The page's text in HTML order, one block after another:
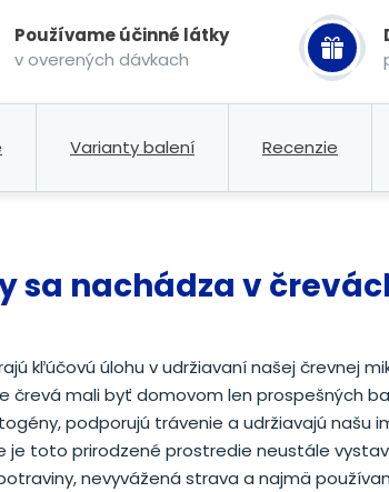
Používame účinné látky
v overených dávkach
Varianty balení Recenzie
sa nachádza v
kľúčovú úlohu v udržiavaní našej črevnej
črevá mali byť domovom len prospešných
podporujú trávenie a udržiavajú našu
je toto prirodzené prostredie neustále
nevyvážená strava a najmä